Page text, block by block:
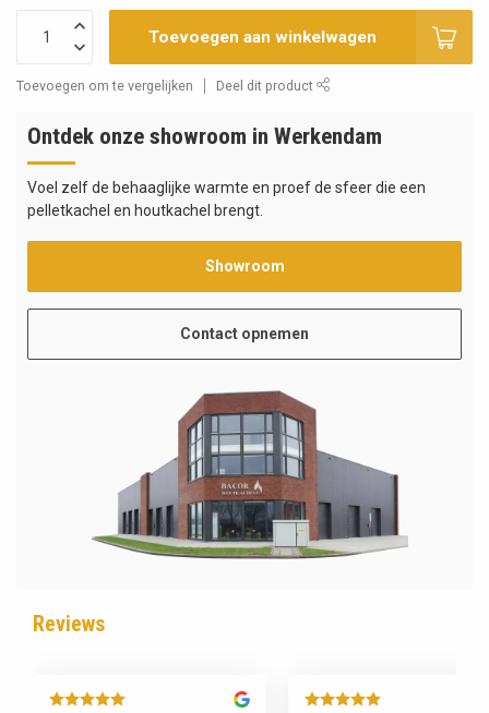
Toevoegen aan winkelwagen
Toevoegen om te vergelijken Deel dit product
Ontdek onze showroom in Werkendam
Voel zelf de behaaglijke warmte en proef de sfeer die een
pelletkachel en houtkachel brengt.
Showroom
Contact opnemen
Reviews